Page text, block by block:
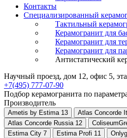
Контакты
Специализированный
Тактильный
Керамогранит для
Керамогранит для
Керамогранит для
Антистатический
Научный проезд, дом 12, офис 5,
+7(495) 777-07-90
Подбор керамогранита по
Производитель
Ametis by Estima 13 Atlas Concorde
Atlas Concorde Russia 12
Estima City 7 Estima Profi 11